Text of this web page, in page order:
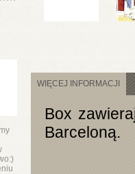
WIĘCEJ INFORMACJI
Box
Barceloną.